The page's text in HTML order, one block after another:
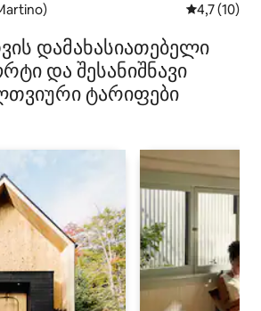
საშუალო
4,7 (10)
დამახასიათებელი
და შესანიშნავი
ტარიფები